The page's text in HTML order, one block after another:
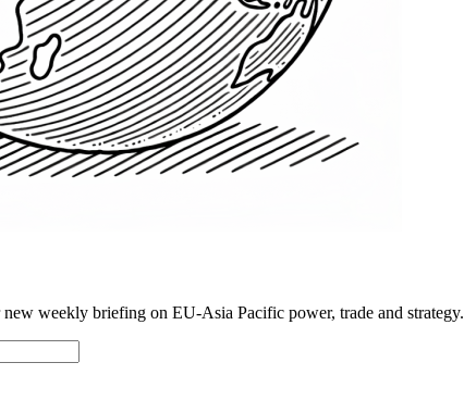
weekly briefing on EU-Asia Pacific power, trade and strategy.